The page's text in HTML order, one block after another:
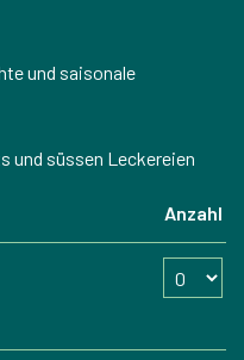
und saisonale
und süssen Leckereien
Anzahl
Anzahl Tickets